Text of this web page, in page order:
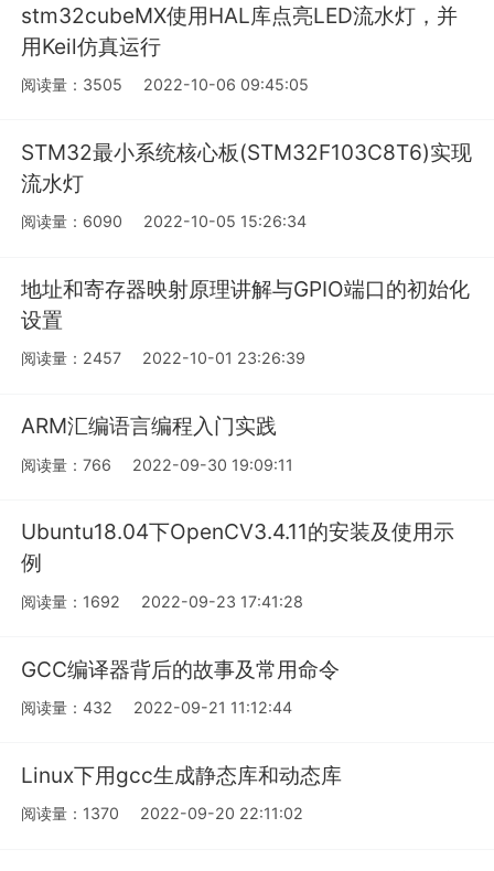
stm32cubeMX使用HAL库点亮LED流水灯，并
用Keil仿真运行
阅读量：3505 2022-10-06 09:45:05
STM32最小系统核心板(STM32F103C8T6)实现
流水灯
阅读量：6090 2022-10-05 15:26:34
地址和寄存器映射原理讲解与GPIO端口的初始化
设置
阅读量：2457 2022-10-01 23:26:39
ARM汇编语言编程入门实践
阅读量：766 2022-09-30 19:09:11
Ubuntu18.04下OpenCV3.4.11的安装及使用示
例
阅读量：1692 2022-09-23 17:41:28
GCC编译器背后的故事及常用命令
阅读量：432 2022-09-21 11:12:44
Linux下用gcc生成静态库和动态库
阅读量：1370 2022-09-20 22:11:02